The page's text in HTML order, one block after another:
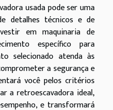
usada pode ser uma
detalhes técnicos e de
em maquinaria de
específico para
selecionado atenda às
a segurança e
você pelos critérios
a retroescavadora ideal,
e transformará